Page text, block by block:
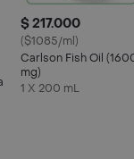
$ 217.000
($1085/ml)
Carlson Fish Oil
mg)
1 X 200 mL